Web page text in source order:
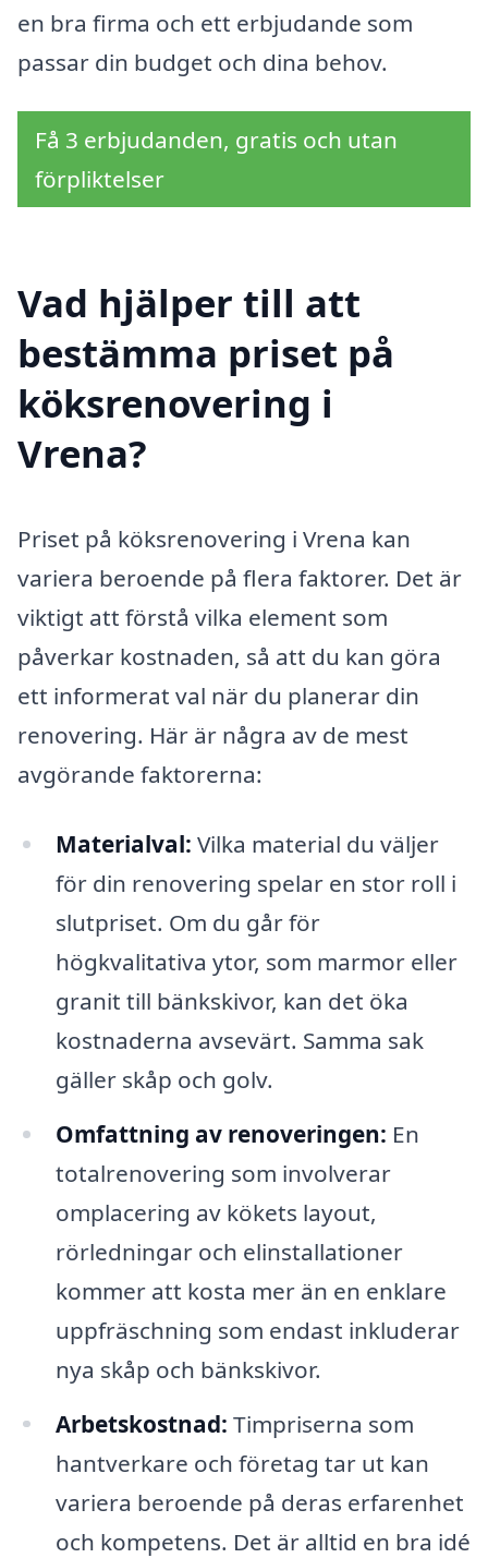
en bra firma och ett erbjudande som
passar din budget och dina behov.
Få 3 erbjudanden, gratis och utan
förpliktelser
Vad hjälper till att
bestämma priset på
köksrenovering i
Vrena?
Priset på köksrenovering i Vrena kan
variera beroende på flera faktorer. Det är
viktigt att förstå vilka element som
påverkar kostnaden, så att du kan göra
ett informerat val när du planerar din
renovering. Här är några av de mest
avgörande faktorerna:
Materialval: Vilka material du väljer
för din renovering spelar en stor roll i
slutpriset. Om du går för
högkvalitativa ytor, som marmor eller
granit till bänkskivor, kan det öka
kostnaderna avsevärt. Samma sak
gäller skåp och golv.
Omfattning av renoveringen: En
totalrenovering som involverar
omplacering av kökets layout,
rörledningar och elinstallationer
kommer att kosta mer än en enklare
uppfräschning som endast inkluderar
nya skåp och bänkskivor.
Arbetskostnad: Timpriserna som
hantverkare och företag tar ut kan
variera beroende på deras erfarenhet
och kompetens. Det är alltid en bra idé